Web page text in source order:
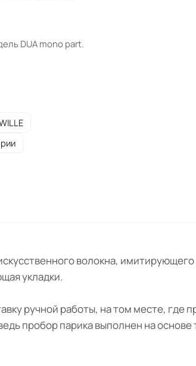
DUA mono part.
волокна,
укладки.
ручной работы, на том месте, где
пробор парика выполнен на основе